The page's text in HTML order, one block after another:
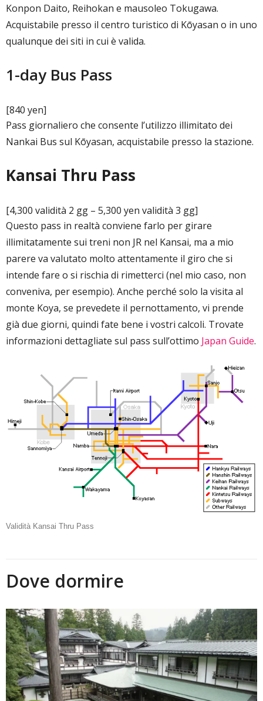
Konpon Daito, Reihokan e mausoleo Tokugawa.
Acquistabile presso il centro turistico di Kōyasan o in uno
qualunque dei siti in cui è valida.
1-day Bus Pass
[840 yen]
Pass giornaliero che consente l’utilizzo illimitato dei
Nankai Bus sul Kōyasan, acquistabile presso la stazione.
Kansai Thru Pass
[4,300 validità 2 gg – 5,300 yen validità 3 gg]
Questo pass in realtà conviene farlo per girare
illimitatamente sui treni non JR nel Kansai, ma a mio
parere va valutato molto attentamente il giro che si
intende fare o si rischia di rimetterci (nel mio caso, non
conveniva, per esempio). Anche perché solo la visita al
monte Koya, se prevedete il pernottamento, vi prende
già due giorni, quindi fate bene i vostri calcoli. Trovate
informazioni dettagliate sul pass sull’ottimo Japan Guide.
Validità Kansai Thru Pass
Dove dormire